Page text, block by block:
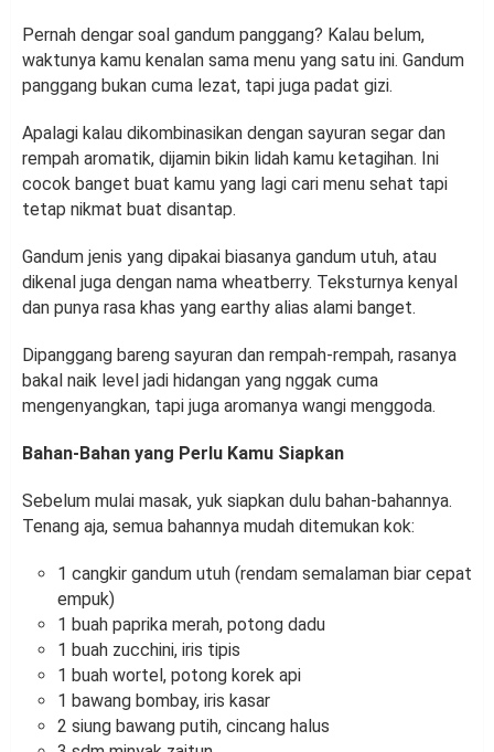
Pernah dengar soal gandum panggang? Kalau belum,
waktunya kamu kenalan sama menu yang satu ini. Gandum
panggang bukan cuma lezat, tapi juga padat gizi.
Apalagi kalau dikombinasikan dengan sayuran segar dan
rempah aromatik, dijamin bikin lidah kamu ketagihan. Ini
cocok banget buat kamu yang lagi cari menu sehat tapi
tetap nikmat buat disantap.
Gandum jenis yang dipakai biasanya gandum utuh, atau
dikenal juga dengan nama wheatberry. Teksturnya kenyal
dan punya rasa khas yang earthy alias alami banget.
Dipanggang bareng sayuran dan rempah-rempah, rasanya
bakal naik level jadi hidangan yang nggak cuma
mengenyangkan, tapi juga aromanya wangi menggoda.
Bahan-Bahan yang Perlu Kamu Siapkan
Sebelum mulai masak, yuk siapkan dulu bahan-bahannya.
Tenang aja, semua bahannya mudah ditemukan kok:
1 cangkir gandum utuh (rendam semalaman biar cepat
empuk)
1 buah paprika merah, potong dadu
1 buah zucchini, iris tipis
1 buah wortel, potong korek api
1 bawang bombay, iris kasar
2 siung bawang putih, cincang halus